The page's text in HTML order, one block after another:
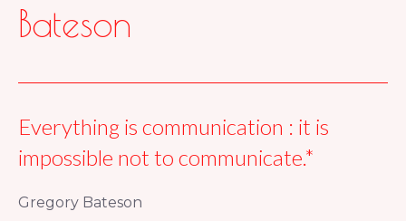
Bateson
Everything is communication : it is
impossible not to communicate.*
Gregory Bateson